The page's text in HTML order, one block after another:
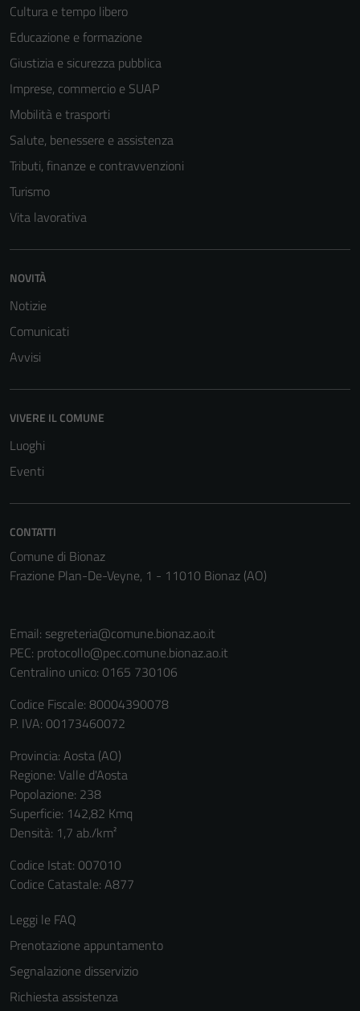
Cultura e tempo libero
Educazione e formazione
Giustizia e sicurezza pubblica
Imprese, commercio e SUAP
Mobilità e trasporti
Salute, benessere e assistenza
Tributi, finanze e contravvenzioni
Turismo
Vita lavorativa
NOVITÀ
Notizie
Comunicati
Avvisi
VIVERE IL COMUNE
Luoghi
Eventi
CONTATTI
Comune di Bionaz
Frazione Plan-De-Veyne, 1 - 11010 Bionaz (AO)
Email: segreteria@comune.bionaz.ao.it
PEC: protocollo@pec.comune.bionaz.ao.it
Centralino unico: 0165 730106
Codice Fiscale: 80004390078
P. IVA: 00173460072
Provincia: Aosta (AO)
Regione: Valle d'Aosta
Popolazione: 238
Superficie: 142,82 Kmq
Densità: 1,7 ab./km²
Codice Istat: 007010
Codice Catastale: A877
Leggi le FAQ
Prenotazione appuntamento
Segnalazione disservizio
Richiesta assistenza